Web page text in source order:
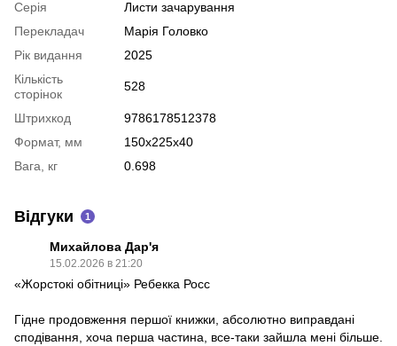
Серія
Листи зачарування
Перекладач
Марія Головко
Рік видання
2025
Кількість
сторінок
528
Штрихкод
9786178512378
Формат, мм
150x225x40
Вага, кг
0.698
Відгуки 1
Михайлова Дар'я
15.02.2026 в 21:20
«Жорстокі обітниці» Ребекка Росс
Гідне продовження першої книжки, абсолютно виправдані
сподівання, хоча перша частина, все-таки зайшла мені більше.